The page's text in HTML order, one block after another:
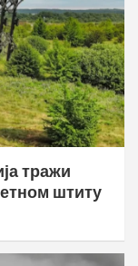
тражи
штиту